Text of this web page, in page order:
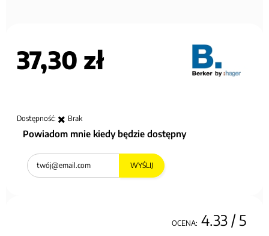
37,30 zł
Dostępność: Brak
Powiadom mnie kiedy będzie dostępny
WYŚLIJ
OCENA: 4.33 / 5